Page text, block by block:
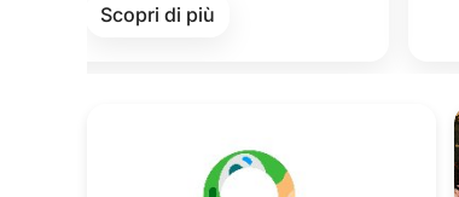
Scopri di più